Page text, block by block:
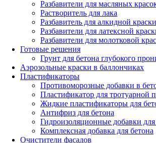
Разбавители для масляных
Растворитель для лака
Разбавитель для алкидной краски
Разбавители для латексной
Разбавители для молотковой
Готовые решения
Грунт для бетона глубокого
Аэрозольные краски в баллончиках
Пластификаторы
Противоморозные добавки в
Пластификатор для тротуарной
Жидкие пластификаторы для
Антифриз для бетона
Гидроизоляционные добавки для
Комплексная добавка для бетона
Очистители фасадов